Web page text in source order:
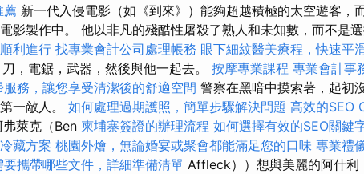
薦 新一代入侵電影（如《到來》）能夠超越積極的太空遊客，
影製作中。 他以非凡的殘酷性屠殺了熟人和未知數，而不是
利進行 找專業會計公司處理帳務 眼下細紋醫美療程，快速平
刀，電鋸，武器，然後與他一起去。 按摩專業課程 專業會計事
服務，讓您享受清潔後的舒適空間 警察在黑暗中摸索著，起初
一敵人。 如何處理過期護照，簡單步驟解決問題 高效的SEO
弗萊克（Ben 柬埔寨簽證的辦理流程 如何選擇有效的SEO關鍵
藏方案 桃園外燴，無論婚宴或聚會都能滿足您的口味 專業禮
要攜帶哪些文件，詳細準備清單 Affleck））想與美麗的阿什利